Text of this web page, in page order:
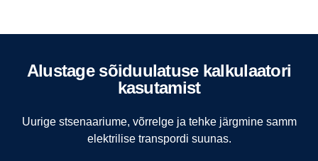
Alustage sõiduulatuse kalkulaatori
kasutamist
Uurige stsenaariume, võrrelge ja tehke järgmine samm
elektrilise transpordi suunas.